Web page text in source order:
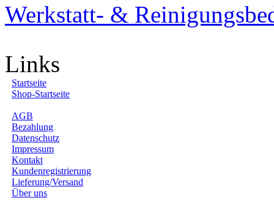
Werkstatt- &
Links
Startseite
Shop-Startseite
AGB
Bezahlung
Datenschutz
Impressum
Kontakt
Kundenregistrierung
Lieferung/Versand
Über uns